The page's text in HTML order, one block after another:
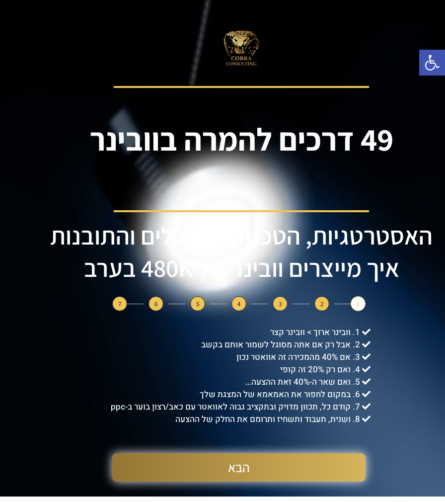
פתח סרגל נגישות
49 דרכים להמרה בוובינר
האסטרטגיות, הטכניקות והכלים והתובנות
איך מייצרים וובינר של 480K בערב
1
2
3
4
5
6
7
הבא